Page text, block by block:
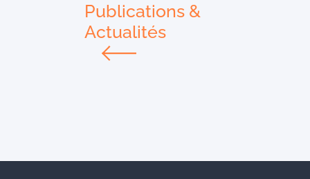
Publications &
Actualités